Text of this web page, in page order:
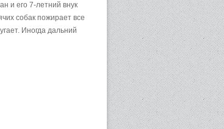
и его 7-летний внук
собак пожирает все
Иногда дальний